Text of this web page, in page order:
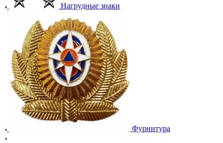
Нагрудные знаки
Фурнитура